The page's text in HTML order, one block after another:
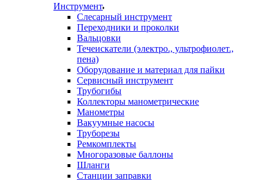
Инструмент
Слесарный инструмент
Переходники и проколки
Вальцовки
Течеискатели (электро., ультрофиолет.,
пена)
Оборудование и материал для пайки
Сервисный инструмент
Трубогибы
Коллекторы манометрические
Манометры
Вакуумные насосы
Труборезы
Ремкомплекты
Многоразовые баллоны
Шланги
Станции заправки